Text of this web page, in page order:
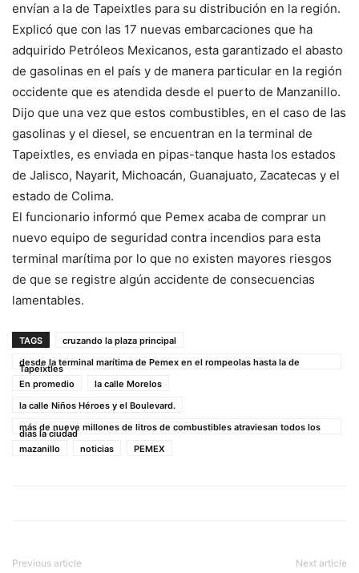
envían a la de Tapeixtles para su distribución en la región.
Explicó que con las 17 nuevas embarcaciones que ha
adquirido Petróleos Mexicanos, esta garantizado el abasto
de gasolinas en el país y de manera particular en la región
occidente que es atendida desde el puerto de Manzanillo.
Dijo que una vez que estos combustibles, en el caso de las
gasolinas y el diesel, se encuentran en la terminal de
Tapeixtles, es enviada en pipas-tanque hasta los estados
de Jalisco, Nayarit, Michoacán, Guanajuato, Zacatecas y el
estado de Colima.
El funcionario informó que Pemex acaba de comprar un
nuevo equipo de seguridad contra incendios para esta
terminal marítima por lo que no existen mayores riesgos
de que se registre algún accidente de consecuencias
lamentables.
TAGS
cruzando la plaza principal
desde la terminal marítima de Pemex en el rompeolas hasta la de
Tapeixtles
En promedio
la calle Morelos
la calle Niños Héroes y el Boulevard.
más de nueve millones de litros de combustibles atraviesan todos los
días la ciudad
mazanillo
noticias PEMEX
Previous article Next article